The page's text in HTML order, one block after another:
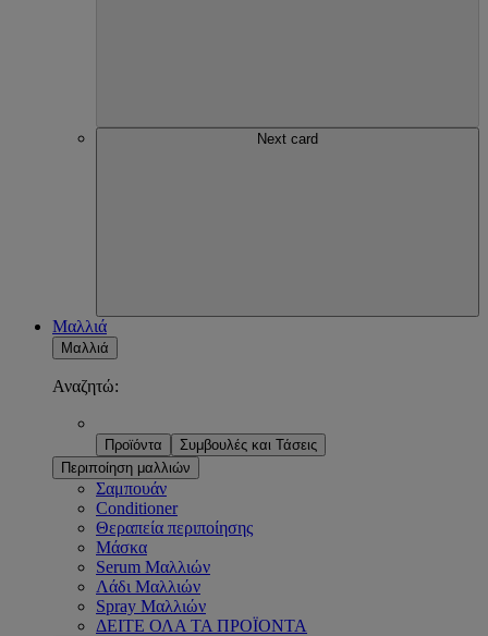
Next card
Μαλλιά
Μαλλιά
Αναζητώ:
Προϊόντα
Συμβουλές και Τάσεις
Περιποίηση μαλλιών
Σαμπουάν
Conditioner
Θεραπεία περιποίησης
Μάσκα
Serum Μαλλιών
Λάδι Μαλλιών
Spray Μαλλιών
ΔΕΙΤΕ ΟΛΑ ΤΑ ΠΡΟΪΟΝΤΑ